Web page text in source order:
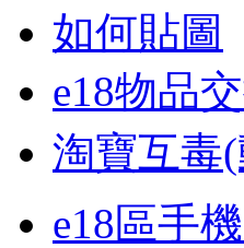
如何貼圖
e18物品
淘寶互毒
e18區手